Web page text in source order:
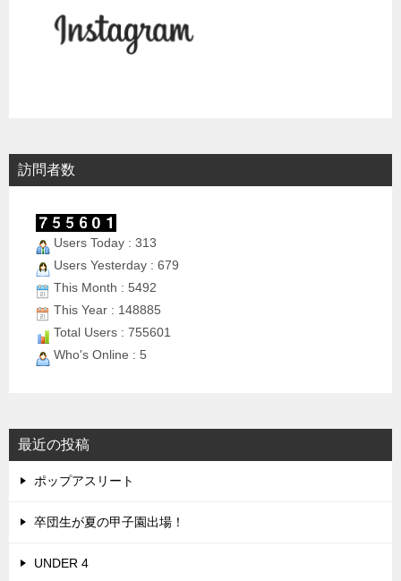
訪問者数
Users Today : 313
Users Yesterday : 679
This Month : 5492
This Year : 148885
Total Users : 755601
Who's Online : 5
最近の投稿
ポップアスリート
卒団生が夏の甲子園出場！
UNDER 4